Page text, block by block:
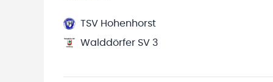
TSV Hohenhorst
Walddörfer SV 3